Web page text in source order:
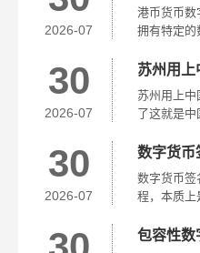
点蒸发了
2026-07
港币货币数
拥有特定的
外汇交易以
外汇交易
30
2026-07
苏州用上中
了这就是
民币了。苏
员工的数字
30
2026-07
数字货币
数字货币签
程，本质上
面。节点验
包容性数